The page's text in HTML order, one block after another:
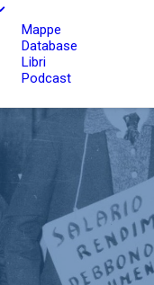
Mappe
Database
Libri
Podcast